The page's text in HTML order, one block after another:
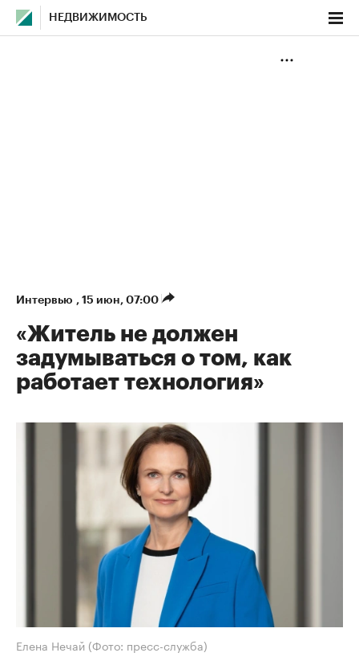
НЕДВИЖИМОСТЬ
Интервью , 15 июн, 07:00
«Житель не должен
задумываться о том, как
работает технология»
Елена Нечай (Фото: пресс-служба)